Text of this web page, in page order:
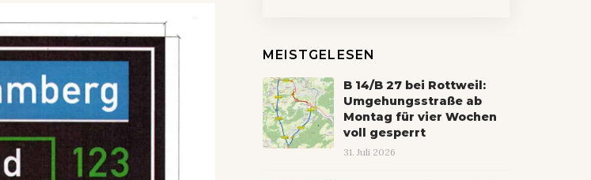
MEISTGELESEN
B 14/B 27 bei Rottweil:
Umgehungsstraße ab
Montag für vier Wochen
voll gesperrt
31. Juli 2026